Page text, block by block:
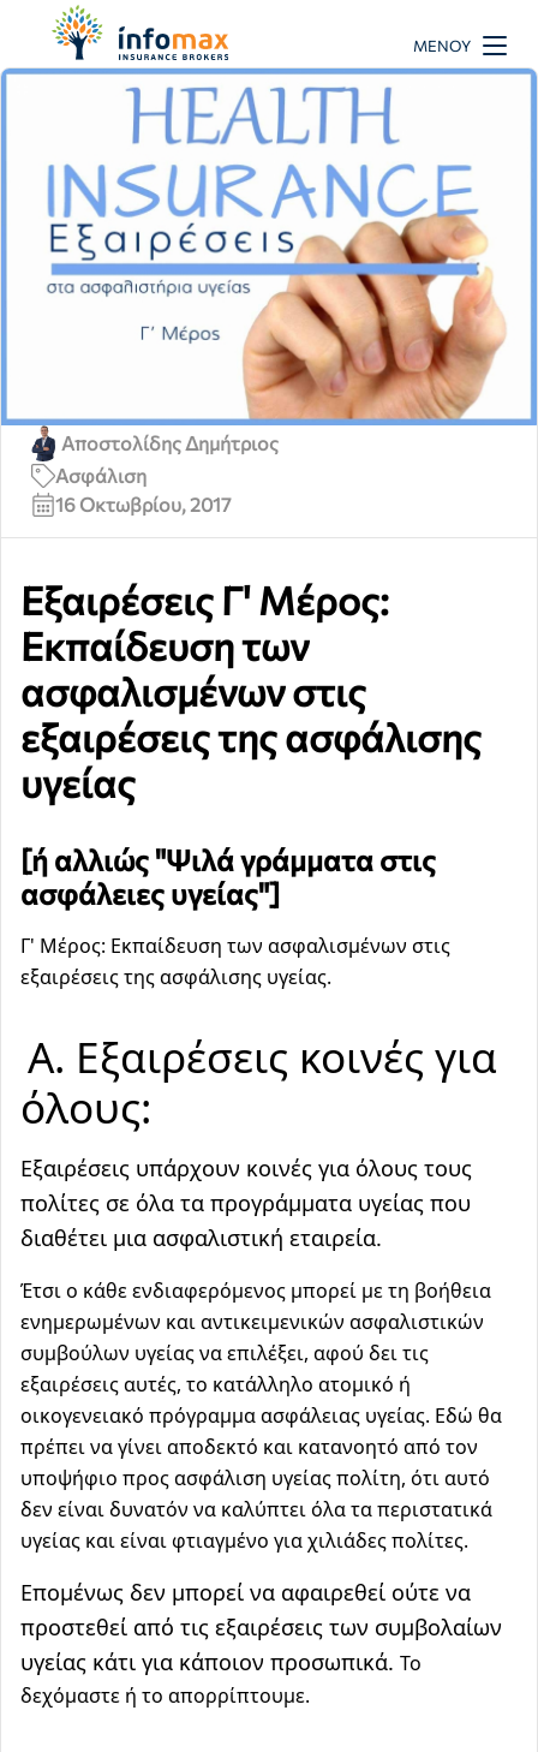
ΜΕΝΟΎ
Αποστολίδης Δημήτριος
Ασφάλιση
16 Οκτωβρίου, 2017
Εξαιρέσεις Γ' Μέρος:
Εκπαίδευση των
ασφαλισμένων στις
εξαιρέσεις της ασφάλισης
υγείας
[ή αλλιώς "Ψιλά γράμματα στις
ασφάλειες υγείας"]
Γ' Μέρος: Εκπαίδευση των ασφαλισμένων στις
εξαιρέσεις της ασφάλισης υγείας.
Α. Εξαιρέσεις κοινές για
όλους:
Εξαιρέσεις υπάρχουν κοινές για όλους τους
πολίτες σε όλα τα προγράμματα υγείας που
διαθέτει μια ασφαλιστική εταιρεία.
Έτσι ο κάθε ενδιαφερόμενος μπορεί με τη βοήθεια
ενημερωμένων και αντικειμενικών ασφαλιστικών
συμβούλων υγείαςνα επιλέξει, αφού δει τις
εξαιρέσεις αυτές, το κατάλληλο ατομικό ή
οικογενειακό πρόγραμμα ασφάλειας υγείας. Εδώ θα
πρέπει να γίνει αποδεκτό και κατανοητό από τον
υποψήφιο προς ασφάλιση υγείας πολίτη, ότι αυτό
δεν είναι δυνατόν να καλύπτει όλα τα περιστατικά
υγείας και είναι φτιαγμένο για χιλιάδες πολίτες.
Επομένως δεν μπορεί να αφαιρεθεί ούτε να
προστεθεί από τις εξαιρέσεις των συμβολαίων
υγείας κάτι για κάποιον προσωπικά. Το
δεχόμαστε ή το απορρίπτουμε.